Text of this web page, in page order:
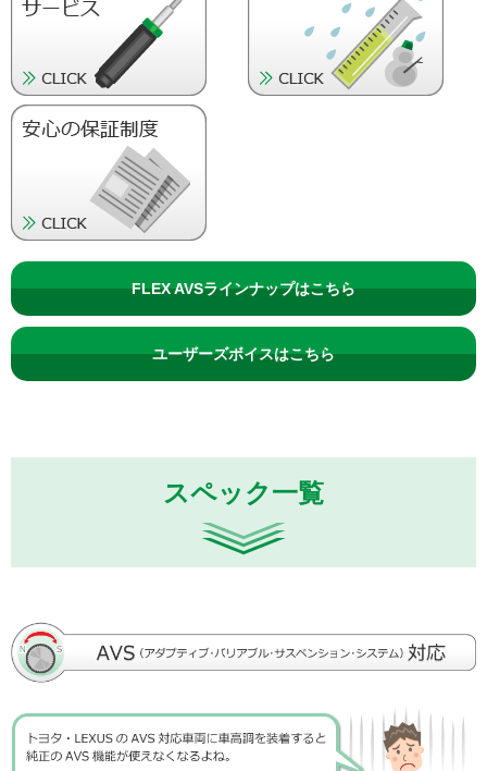
FLEX AVSラインナップはこちら
ユーザーズボイスはこちら
スペック一覧